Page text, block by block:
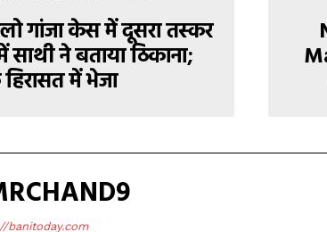
गांजा केस में दूसरा तस्कर
साथी ने बताया ठिकाना;
में भेजा
banitoday.com